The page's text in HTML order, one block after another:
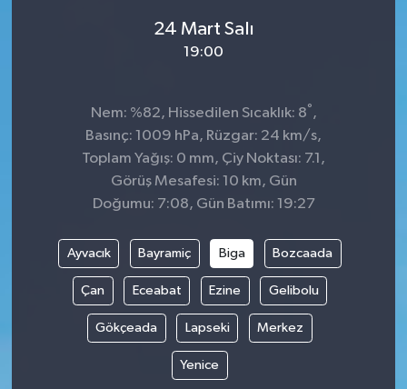
24 Mart Salı
19:00
Nem: %82, Hissedilen Sıcaklık: 8°,
Basınç: 1009 hPa, Rüzgar: 24 km/s,
Toplam Yağış: 0 mm, Çiy Noktası: 7.1,
Görüş Mesafesi: 10 km, Gün
Doğumu: 7:08, Gün Batımı: 19:27
Ayvacık Bayramiç Biga Bozcaada
Çan Eceabat Ezine Gelibolu
Gökçeada Lapseki Merkez
Yenice